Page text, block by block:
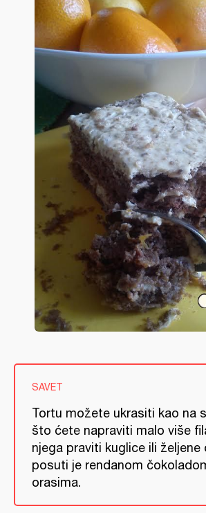
SAVET
Tortu možete ukrasiti kao na
što ćete napraviti malo više
njega praviti kuglice ili željene
posuti je rendanom
orasima.